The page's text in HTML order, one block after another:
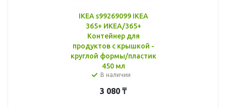
IKEA s99269099 IKEA
365+ ИКЕА/365+
Контейнер для
продуктов с крышкой -
круглой формы/пластик
450 мл
В наличии
3 080 ₸